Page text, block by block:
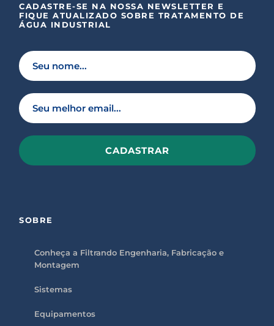
CADASTRE-SE NA NOSSA NEWSLETTER E
FIQUE ATUALIZADO SOBRE TRATAMENTO DE
ÁGUA INDUSTRIAL
s
e
SOBRE
Conheça a Filtrando Engenharia, Fabricação e
Montagem
Sistemas
Equipamentos